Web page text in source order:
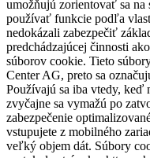
umožňujú zorientovať sa na
používať funkcie podľa
nedokázali zabezpečiť
predchádzajúcej činnosti
súborov cookie. Tieto
Center AG, preto sa
Používajú sa iba vtedy, keď
zvyčajne sa vymažú po
zabezpečenie
vstupujete z mobilného
veľký objem dát. Súbory